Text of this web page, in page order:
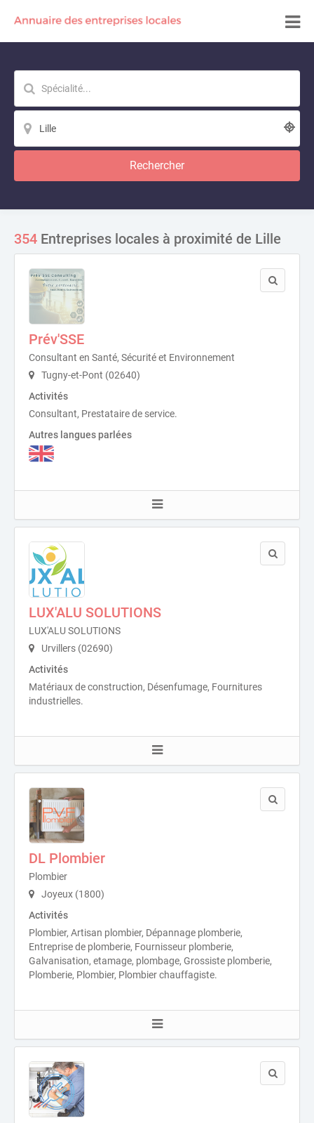
Rechercher
354 Entreprises locales à proximité de Lille
Prév'SSE
Consultant en Santé, Sécurité et Environnement
Tugny-et-Pont (02640)
Activités
Consultant, Prestataire de service.
Autres langues parlées
LUX'ALU SOLUTIONS
LUX'ALU SOLUTIONS
Urvillers (02690)
Activités
Matériaux de construction, Désenfumage, Fournitures
industrielles.
DL Plombier
Plombier
Joyeux (1800)
Activités
Plombier, Artisan plombier, Dépannage plomberie,
Entreprise de plomberie, Fournisseur plomberie,
Galvanisation, etamage, plombage, Grossiste plomberie,
Plomberie, Plombier, Plombier chauffagiste.